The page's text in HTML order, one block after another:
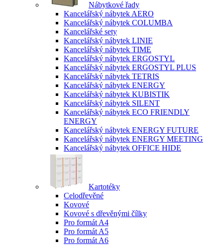
Nábytkové řady
Kancelářský nábytek AERO
Kancelářský nábytek COLUMBA
Kancelářské sety
Kancelářský nábytek LINIE
Kancelářský nábytek TIME
Kancelářský nábytek ERGOSTYL
Kancelářský nábytek ERGOSTYL PLUS
Kancelářský nábytek TETRIS
Kancelářský nábytek ENERGY
Kancelářský nábytek KUBISTIK
Kancelářský nábytek SILENT
Kancelářský nábytek ECO FRIENDLY
ENERGY
Kancelářský nábytek ENERGY FUTURE
Kancelářský nábytek ENERGY MEETING
Kancelářský nábytek OFFICE HIDE
Kartotéky
Celodřevěné
Kovové
Kovové s dřevěnými čílky
Pro formát A4
Pro formát A5
Pro formát A6